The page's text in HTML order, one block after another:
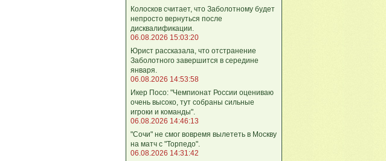
Колосков считает, что Заболотному будет
непросто вернуться после
дисквалификации.
06.08.2026 15:03:20
Юрист рассказала, что отстранение
Заболотного завершится в середине
января.
06.08.2026 14:53:58
Икер Посо: "Чемпионат России оцениваю
очень высоко, тут собраны сильные
игроки и команды".
06.08.2026 14:46:13
"Сочи" не смог вовремя вылететь в Москву
на матч с "Торпедо".
06.08.2026 14:31:42